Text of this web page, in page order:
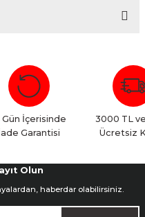
siz yapın!
Gün İçerisinde
Garantisi
3000 TL
Ücretsiz
Olun
haberdar olabilirsiniz.